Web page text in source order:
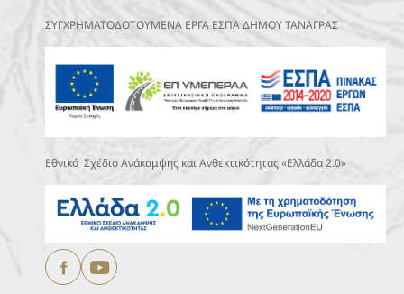
ΣΥΓΧΡΗΜΑΤΟΔΟΤΟΥΜΕΝΑ ΕΡΓΑ ΕΣΠΑ ΔΗΜΟΥ ΤΑΝΑΓΡΑΣ
Εθνικό Σχέδιο Ανάκαμψης και Ανθεκτικότητας «Ελλάδα 2.0»